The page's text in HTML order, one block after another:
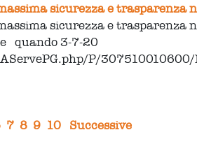
sicurezza e trasparenza
sicurezza e
quando 3-7-20
P/
7 8 9 10 Successive